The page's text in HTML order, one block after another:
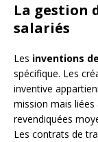
La gestion
salariés
Les inventions
spécifique. Les
inventive
mission mais liées
revendiquées
Les contrats de